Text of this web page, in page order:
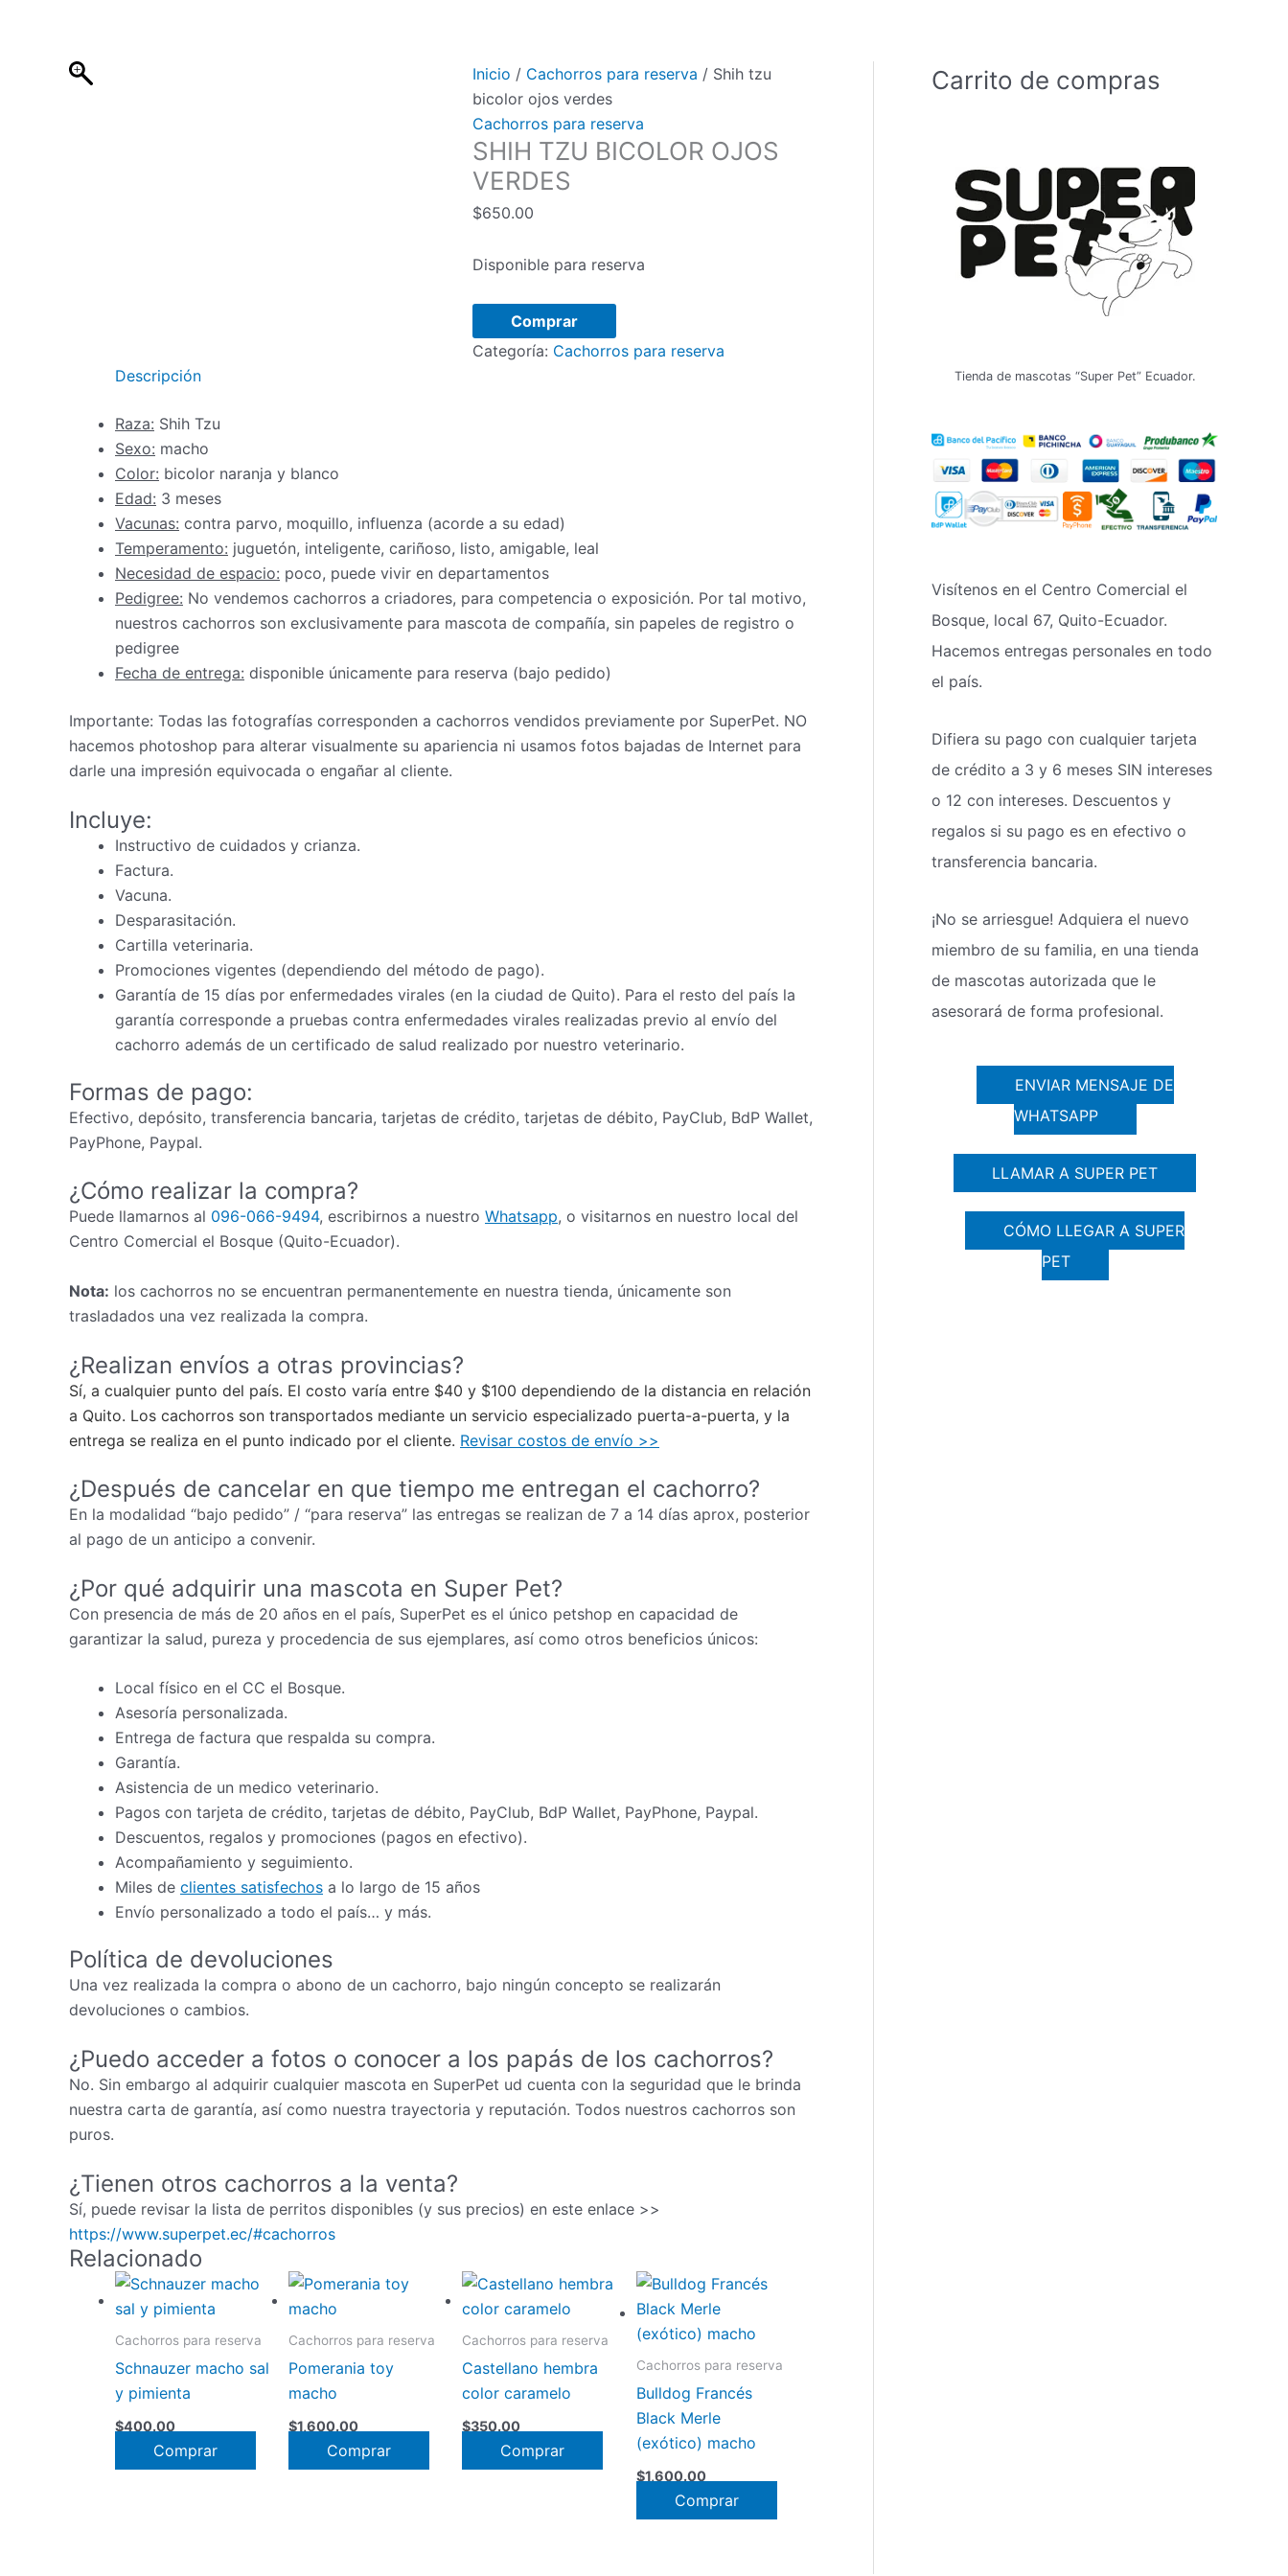
contenido
Inicio / Cachorros para reserva / Shih tzu
bicolor ojos verdes
Cachorros para reserva
SHIH TZU BICOLOR OJOS
VERDES
$650.00
Disponible para reserva
tzu
bicolor
Comprar
Categoría: Cachorros para reserva
Descripción
Raza: Shih Tzu
Sexo: macho
Color: bicolor naranja y blanco
Edad: 3 meses
Vacunas: contra parvo, moquillo, influenza (acorde a su edad)
Temperamento: juguetón, inteligente, cariñoso, listo, amigable, leal
Necesidad de espacio: poco, puede vivir en departamentos
Pedigree: No vendemos cachorros a criadores, para competencia o exposición. Por tal motivo,
nuestros cachorros son exclusivamente para mascota de compañía, sin papeles de registro o
pedigree
Fecha de entrega: disponible únicamente para reserva (bajo pedido)
Importante: Todas las fotografías corresponden a cachorros vendidos previamente por SuperPet. NO
hacemos photoshop para alterar visualmente su apariencia ni usamos fotos bajadas de Internet para
darle una impresión equivocada o engañar al cliente.
Incluye:
Instructivo de cuidados y crianza.
Factura.
Vacuna.
Desparasitación.
Cartilla veterinaria.
Promociones vigentes (dependiendo del método de pago).
Garantía de 15 días por enfermedades virales (en la ciudad de Quito). Para el resto del país la
garantía corresponde a pruebas contra enfermedades virales realizadas previo al envío del
cachorro además de un certificado de salud realizado por nuestro veterinario.
Formas de pago:
Efectivo, depósito, transferencia bancaria, tarjetas de crédito, tarjetas de débito, PayClub, BdP Wallet,
PayPhone, Paypal.
¿Cómo realizar la compra?
Puede llamarnos al 096-066-9494, escribirnos a nuestro Whatsapp, o visitarnos en nuestro local del
Centro Comercial el Bosque (Quito-Ecuador).
Nota: los cachorros no se encuentran permanentemente en nuestra tienda, únicamente son
trasladados una vez realizada la compra.
¿Realizan envíos a otras provincias?
Sí, a cualquier punto del país. El costo varía entre $40 y $100 dependiendo de la distancia en relación
a Quito. Los cachorros son transportados mediante un servicio especializado puerta-a-puerta, y la
entrega se realiza en el punto indicado por el cliente. Revisar costos de envío >>
¿Después de cancelar en que tiempo me entregan el cachorro?
En la modalidad “bajo pedido” / “para reserva” las entregas se realizan de 7 a 14 días aprox, posterior
al pago de un anticipo a convenir.
¿Por qué adquirir una mascota en Super Pet?
Con presencia de más de 20 años en el país, SuperPet es el único petshop en capacidad de
garantizar la salud, pureza y procedencia de sus ejemplares, así como otros beneficios únicos:
Local físico en el CC el Bosque.
Asesoría personalizada.
Entrega de factura que respalda su compra.
Garantía.
Asistencia de un medico veterinario.
Pagos con tarjeta de crédito, tarjetas de débito, PayClub, BdP Wallet, PayPhone, Paypal.
Descuentos, regalos y promociones (pagos en efectivo).
Acompañamiento y seguimiento.
Miles de clientes satisfechos a lo largo de 15 años
Envío personalizado a todo el país… y más.
Política de devoluciones
Una vez realizada la compra o abono de un cachorro, bajo ningún concepto se realizarán
devoluciones o cambios.
¿Puedo acceder a fotos o conocer a los papás de los cachorros?
No. Sin embargo al adquirir cualquier mascota en SuperPet ud cuenta con la seguridad que le brinda
nuestra carta de garantía, así como nuestra trayectoria y reputación. Todos nuestros cachorros son
puros.
¿Tienen otros cachorros a la venta?
Sí, puede revisar la lista de perritos disponibles (y sus precios) en este enlace >>
https://www.superpet.ec/#cachorros
Relacionado
Cachorros para reserva
Schnauzer macho sal
y pimienta
$400.00
Comprar
Cachorros para reserva
Pomerania toy
macho
$1,600.00
Comprar
Cachorros para reserva
Castellano hembra
color caramelo
$350.00
Comprar
Cachorros para reserva
Bulldog Francés
Black Merle
(exótico) macho
$1,600.00
Comprar
Carrito de compras
Tienda de mascotas “Super Pet” Ecuador.
Visítenos en el Centro Comercial el
Bosque, local 67, Quito-Ecuador.
Hacemos entregas personales en todo
el país.
Difiera su pago con cualquier tarjeta
de crédito a 3 y 6 meses SIN intereses
o 12 con intereses. Descuentos y
regalos si su pago es en efectivo o
transferencia bancaria.
¡No se arriesgue! Adquiera el nuevo
miembro de su familia, en una tienda
de mascotas autorizada que le
asesorará de forma profesional.
ENVIAR MENSAJE DE
WHATSAPP
LLAMAR A SUPER PET
CÓMO LLEGAR A SUPER
PET